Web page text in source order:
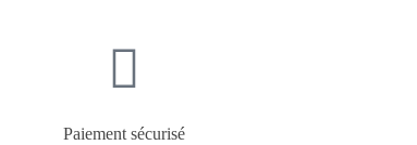
Paiement sécurisé